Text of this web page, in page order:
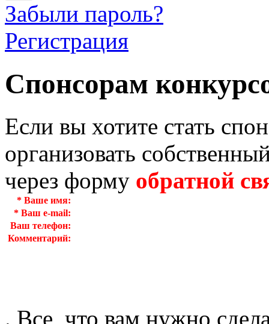
Забыли пароль?
Регистрация
Спонсорам
Если вы хотите стать
организовать
через форму обратной
* Ваше имя:
* Ваш e-mail:
Ваш телефон:
Комментарий:
. Все, что вам нужно